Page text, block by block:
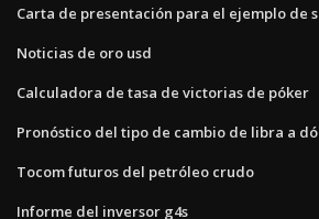
Carta de presentación para el ejemplo de
Noticias de oro usd
Calculadora de tasa de victorias de póker
Pronóstico del tipo de cambio de libra a
Tocom futuros del petróleo crudo
Informe del inversor g4s